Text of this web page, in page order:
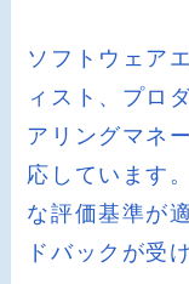
ソフトウェア
ィスト、プロ
アリングマネ
応しています
な評価基準が
ドバックが受